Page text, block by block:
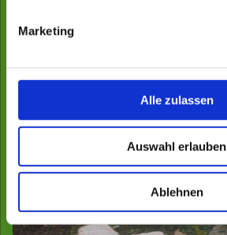
Marketing
Alle zulassen
Auswahl erlauben
Ablehnen
Zufällauftrag für Harvester